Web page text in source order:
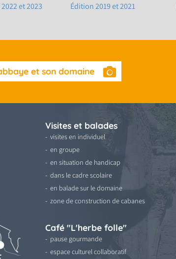
et 2023 Édition 2019 et 2021
et son domaine
Visites et balades
visites en individuel
en groupe
en situation de handicap
dans le cadre scolaire
en balade sur le domaine
zone de construction de cabanes
Café "L'herbe folle"
pause gourmande
espace culturel collaboratif